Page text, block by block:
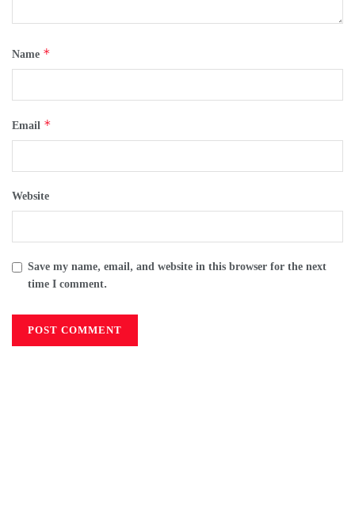
Name *
Email *
Website
Save my name, email, and website in this browser for the next
time I comment.